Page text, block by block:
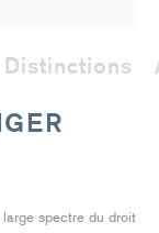
spectre du droit
Distinctions